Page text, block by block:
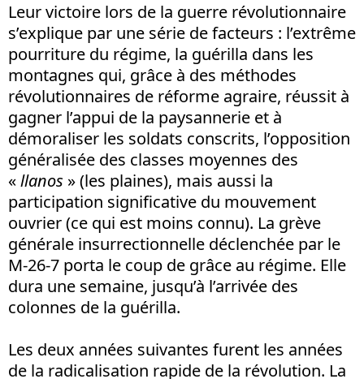
Leur victoire lors de la guerre révolutionnaire
s’explique par une série de facteurs : l’extrême
pourriture du régime, la guérilla dans les
montagnes qui, grâce à des méthodes
révolutionnaires de réforme agraire, réussit à
gagner l’appui de la paysannerie et à
démoraliser les soldats conscrits, l’opposition
généralisée des classes moyennes des
«llanos » (les plaines), mais aussi la
participation significative du mouvement
ouvrier (ce qui est moins connu). La grève
générale insurrectionnelle déclenchée par le
M-26-7 porta le coup de grâce au régime. Elle
dura une semaine, jusqu’à l’arrivée des
colonnes de la guérilla.
Les deux années suivantes furent les années
de la radicalisation rapide de la révolution. La